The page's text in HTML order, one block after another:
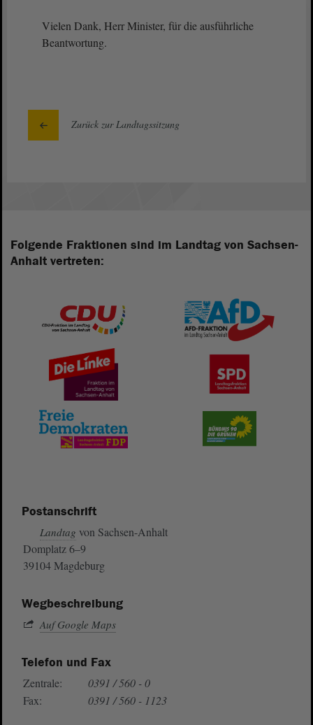
Vielen Dank, Herr Minister, für die ausführliche
Beantwortung.
Zurück zur Landtagssitzung
Folgende Fraktionen sind im Landtag von Sachsen-
Anhalt vertreten:
Postanschrift
Landtag von Sachsen-Anhalt
Domplatz 6–9
39104 Magdeburg
Wegbeschreibung
Auf Google Maps
Telefon und Fax
Zentrale:
0391 / 560 - 0
Fax:
0391 / 560 - 1123